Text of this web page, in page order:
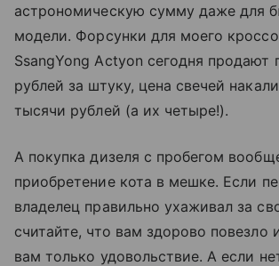
астрономическую сумму даже для
модели. Форсунки для моего
SsangYong Actyon сегодня продают
рублей за штуку, цена свечей
тысячи рублей (а их четыре!).
А покупка дизеля с пробегом
приобретение кота в мешке. Если
владелец правильно ухаживал за
считайте, что вам здорово повезло
вам только удовольствие. А если